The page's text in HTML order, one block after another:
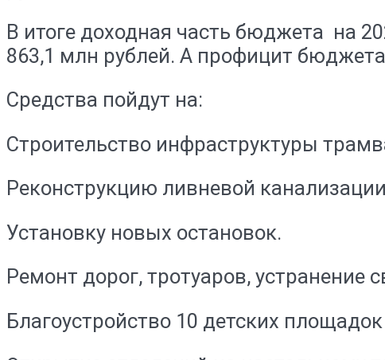
В итоге доходная часть бюджета на
863,1 млн рублей. А профицит
Средства пойдут на:
Строительство инфраструктуры
Реконструкцию ливневой
Установку новых остановок.
Ремонт дорог, тротуаров, устранение
Благоустройство 10 детских